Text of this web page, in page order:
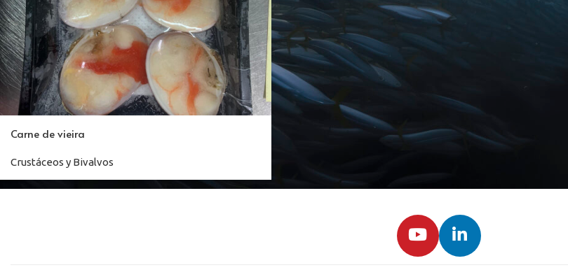
Carne de vieira
Crustáceos y Bivalvos